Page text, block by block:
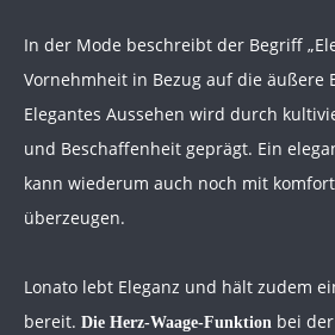
In der Mode beschreibt der Begriff
Vornehmheit in Bezug auf die äußere
Elegantes Aussehen wird durch
und Beschaffenheit geprägt. Ein
kann wiederum auch noch mit
überzeugen.
Lonato lebt Eleganz und hält zudem
bereit. Die Herz-Waage-Funktion bei